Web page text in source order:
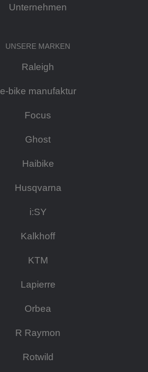
Unternehmen
UNSERE MARKEN
Raleigh
e-bike manufaktur
Focus
Ghost
Haibike
Husqvarna
i:SY
Kalkhoff
KTM
Lapierre
Orbea
R Raymon
Rotwild